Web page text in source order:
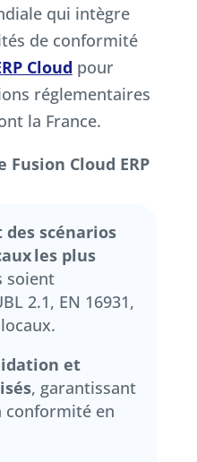
qui intègre
de conformité
Cloud pour
réglementaires
la France.
Fusion Cloud ERP
scénarios
les plus
soient
2.1, EN 16931,
et
, garantissant
conformité en